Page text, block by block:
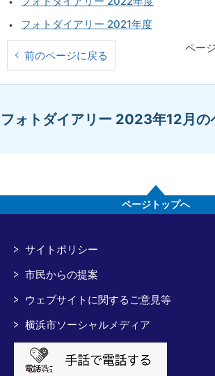
フォトダイアリー 2021年度
前のページに戻る
ペー
フォトダイアリー 2023年12月の
開く
ページトップへ
サイトポリシー
市民からの提案
ウェブサイトに関するご意見等
横浜市ソーシャルメディア